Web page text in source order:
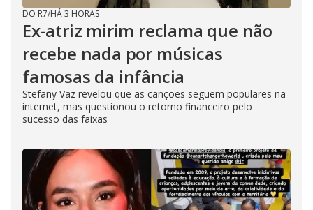
DO R7/HÁ 3 HORAS
Ex-atriz mirim reclama que não
recebe nada por músicas
famosas da infância
Stefany Vaz revelou que as canções seguem populares na
internet, mas questionou o retorno financeiro pelo
sucesso das faixas